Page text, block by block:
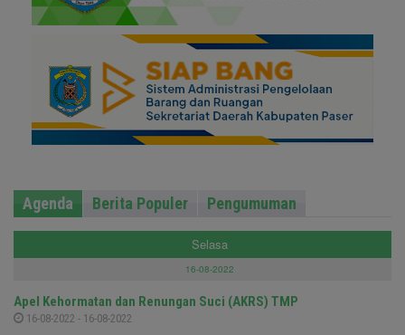
Agenda Berita Populer Pengumuman
Selasa
16-08-2022
Apel Kehormatan dan Renungan Suci (AKRS) TMP
16-08-2022 - 16-08-2022